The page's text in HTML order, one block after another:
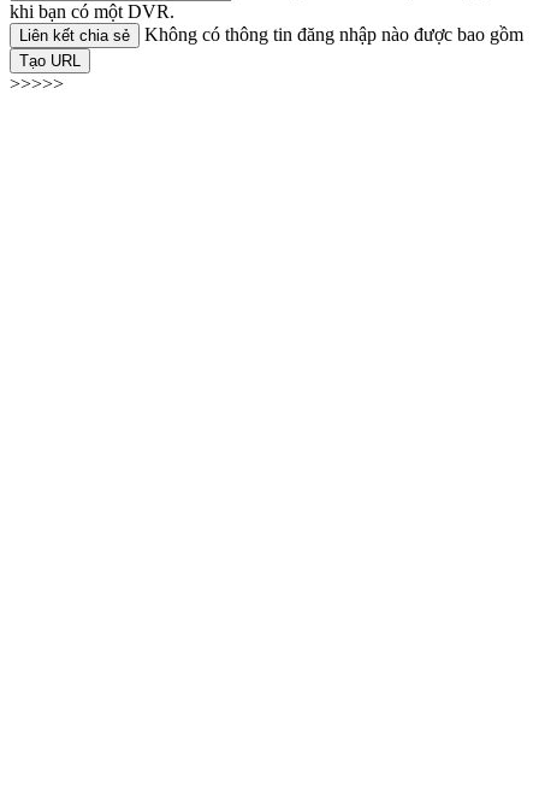
khi bạn có một DVR.
Liên kết chia sẻ Không có thông tin đăng nhập nào được bao gồm
Tạo URL
>>>>>